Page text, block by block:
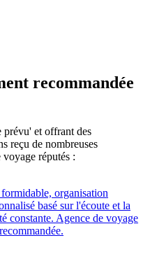
recommandée
prévu' et offrant des
reçu de nombreuses
réputés :
organisation
basé sur l'écoute et la
constante. Agence de voyage